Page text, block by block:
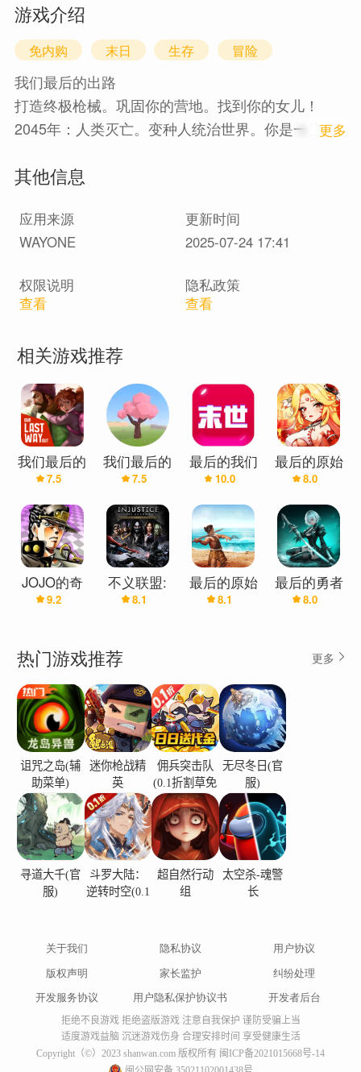
游戏介绍
免内购 末日 生存 冒险
我们最后的出路
打造终极枪械。巩固你的营地。找到你的女儿！
2045年：人类灭亡。变种人统治世界。你是一位父
的武器，收复这片荒原——100%离线。
1 更多
其他信息
应用来源
更新时间
WAYONE
2025-07-24 17:41
权限说明
查看
隐私政策
查看
相关游戏推荐
我们最后的
出路中文版
(辅助菜单)
7.5
我们最后的
旅程
7.5
最后的我们
10.0
最后的原始
人(3.5折免
费版)
8.0
JOJO的奇
妙冒险:最
9.2
不义联盟:
我们之中的
8.1
最后的原始
人
8.1
最后的勇者
8.0
热门游戏推荐 更多
诅咒之岛(辅
助菜单)
迷你枪战精
英
佣兵突击队
(0.1折割草免
费版)
无尽冬日(官
服)
寻道大千(官
服)
斗罗大陆：
逆转时空(0.1
超自然行动
组
太空杀-魂警
长
关于我们 隐私协议
用户协议
版权声明
家长监护
纠纷处理
开发服务协议
用户隐私保护协议书 开发者后台
拒绝不良游戏 拒绝盗版游戏 注意自我保护 谨防受骗上当
适度游戏益脑 沉迷游戏伤身 合理安排时间 享受健康生活
Copyright（©）2023 shanwan.com 版权所有 闽ICP备2021015668号-14